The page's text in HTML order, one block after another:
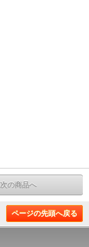
次の商品へ
ページの先頭へ戻る